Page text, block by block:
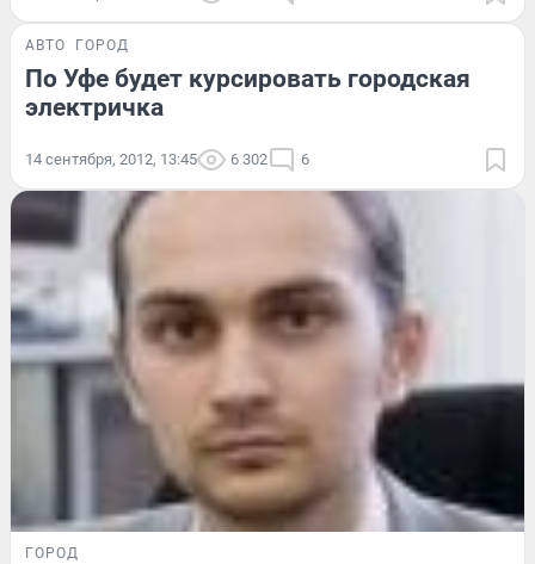
АВТО ГОРОД
По Уфе будет курсировать городская
электричка
14 сентября, 2012, 13:45 6 302 6
ГОРОД